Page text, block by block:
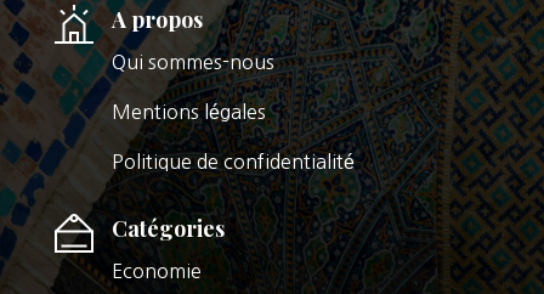
A propos
Qui sommes-nous
Mentions légales
Politique de confidentialité
Catégories
Economie